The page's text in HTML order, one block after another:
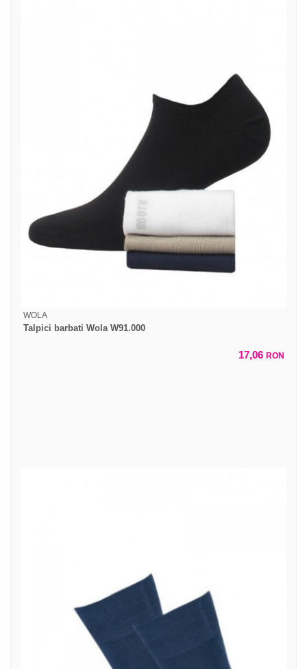
WOLA
Talpici barbati Wola W91.000
17,06 RON